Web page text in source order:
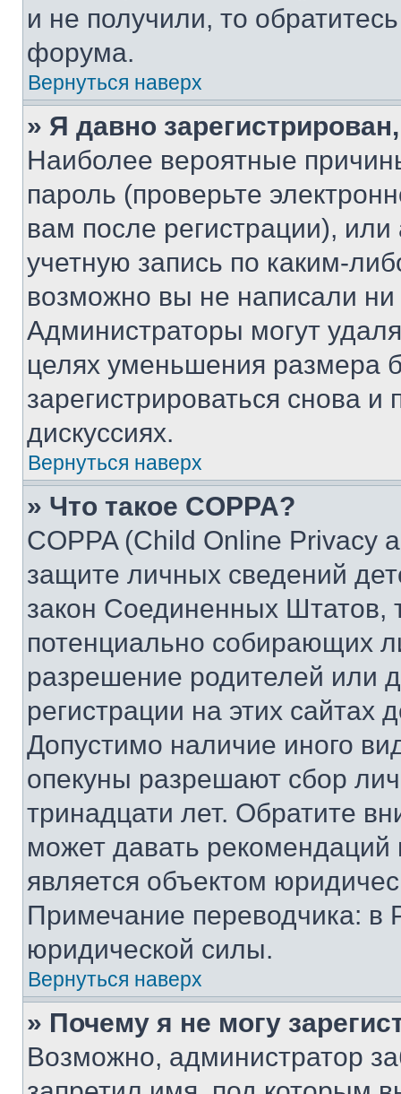
и не получили, то
форума.
Вернуться наверх
» Я давно
Наиболее вероятные
пароль (проверьте
вам после регистрации),
учетную запись по каким-
возможно вы не написали
Администраторы могут
целях уменьшения размера
зарегистрироваться снова и
дискуссиях.
Вернуться наверх
» Что такое COPPA?
COPPA (Child Online Privacy
защите личных сведений
закон Соединенных Штатов,
потенциально собирающих
разрешение родителей или
регистрации на этих сайтах
Допустимо наличие иного
опекуны разрешают сбор
тринадцати лет. Обратите
может давать
является объектом
Примечание переводчика: в
юридической силы.
Вернуться наверх
» Почему я не могу
Возможно, администратор